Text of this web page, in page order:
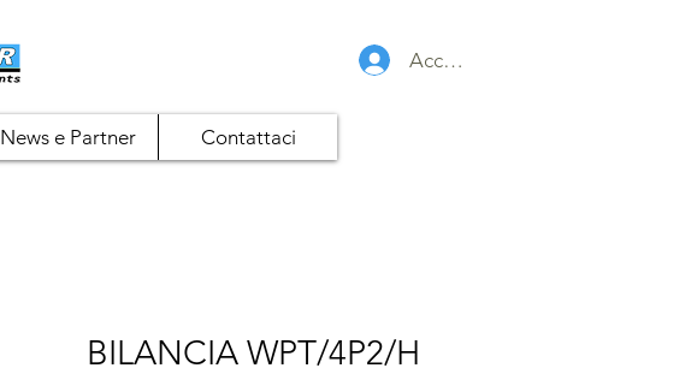
Accedi
News e Partner Contattaci
BILANCIA WPT/4P2/H